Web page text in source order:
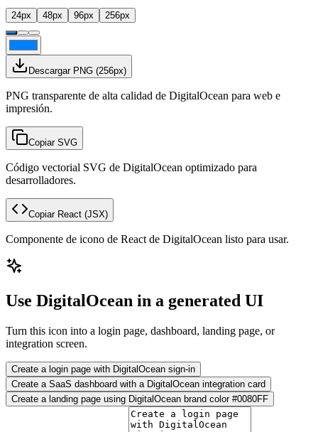
24px 48px 96px 256px
Descargar PNG (256px)
PNG transparente de alta calidad de DigitalOcean para web e
impresión.
Copiar SVG
Código vectorial SVG de DigitalOcean optimizado para
desarrolladores.
Copiar React (JSX)
Componente de icono de React de DigitalOcean listo para usar.
Use DigitalOcean in a generated UI
Turn this icon into a login page, dashboard, landing page, or
integration screen.
Create a login page with DigitalOcean sign-in
Create a SaaS dashboard with a DigitalOcean integration card
Create a landing page using DigitalOcean brand color #0080FF